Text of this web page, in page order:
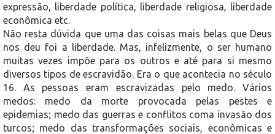
expressão, liberdade política, liberdade religiosa, liberdade
econômica etc.
Não resta dúvida que uma das coisas mais belas que Deus
nos deu foi a liberdade. Mas, infelizmente, o ser humano
muitas vezes impõe para os outros e até para si mesmo
diversos tipos de escravidão. Era o que acontecia no século
16. As pessoas eram escravizadas pelo medo. Vários
medos: medo da morte provocada pelas pestes e
epidemias; medo das guerras e conflitos coma invasão dos
turcos; medo das transformações sociais, econômicas e